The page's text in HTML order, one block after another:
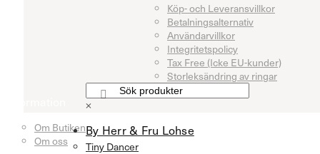
Köp- och Leveransvillkor
Betalningsalternativ
Användarvillkor
Integritetspolicy
Tax Free (Icke EU-kunder)
Storleksändring av ringar
Om Butiken
Om oss
×
By Herr & Fru Lohse
Tiny Dancer